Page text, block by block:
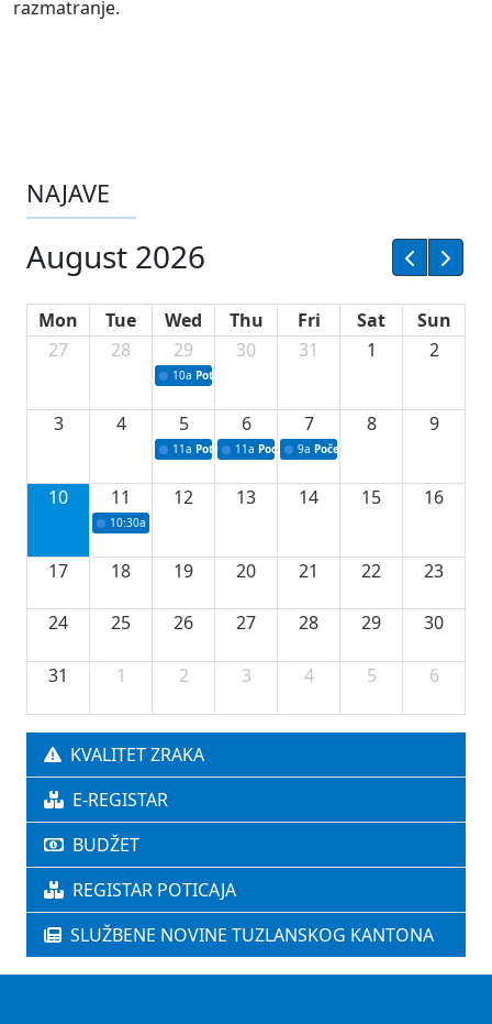
razmatranje.
NAJAVE
August 2026
Mon Tue Wed Thu Fri Sat
Sun
27
28 29
10a Potpisivanje ugovora sa neprofitnim
30 31 1 2
3 4 5
11a Potpisivanje ugovora o stipendijama za
6
11a Podrška razvoju vodne infrastrukture u
7
9a Početak izgradnje nove
8 9
10 11
10:30a
12 13 14 15 16
17 18 19 20 21 22 23
24 25 26 27 28 29 30
31 1 2 3 4 5 6
KVALITET ZRAKA
E-REGISTAR
BUDŽET
REGISTAR POTICAJA
SLUŽBENE NOVINE TUZLANSKOG KANTONA